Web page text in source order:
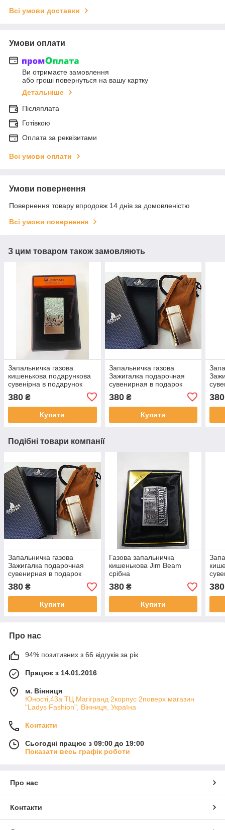
Всі умови доставки
Умови оплати
Ви отримаєте замовлення
або гроші повернуться на вашу картку
Детальніше
Післяплата
Готівкою
Оплата за реквізитами
Всі умови оплати
Умови повернення
Повернення товару впродовж 14 днів за домовленістю
Всі умови повернення
З цим товаром також замовляють
Запальничка газова
кишенькова подарункова
сувенірна в подарунок
оригінальна для чоловіка
380 ₴
Купити
Запальничка газова
Зажигалка подарочная
сувенирная в подарок
мужчины газовая
380₴
Купити
380
Подібні товари компанії
Запальничка газова
Зажигалка подарочная
сувенирная в подарок
оригинальная для
мужчины газовая
380 ₴
Купити
Газова запальничка
кишенькова Jim Beam
срібна
380₴
Купити
380
Про нас
94% позитивних з 66 відгуків за рік
Працює з 14.01.2016
м. Вінниця
Юності,43а ТЦ Магігранд 2корпус 2поверх магазин
"Ladys Fashion", Вінниця, Україна
Контакти
Сьогодні працює з 09:00 до 19:00
Показати весь графік роботи
Про нас
Контакти